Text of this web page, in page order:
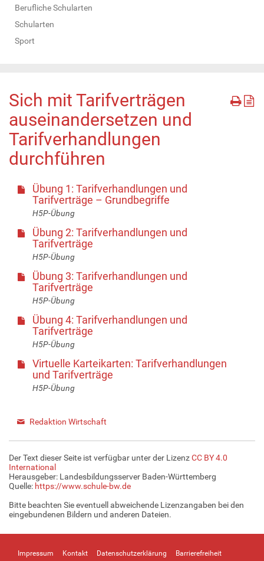
Berufliche Schularten
Schularten
Sport
Sich mit Tarifverträgen
auseinandersetzen und
Tarifverhandlungen
durchführen
Übung 1: Tarifverhandlungen und
Tarifverträge – Grundbegriffe
H5P-Übung
Übung 2: Tarifverhandlungen und
Tarifverträge
H5P-Übung
Übung 3: Tarifverhandlungen und
Tarifverträge
H5P-Übung
Übung 4: Tarifverhandlungen und
Tarifverträge
H5P-Übung
Virtuelle Karteikarten: Tarifverhandlungen
und Tarifverträge
H5P-Übung
Redaktion Wirtschaft
Der Text dieser Seite ist verfügbar unter der LizenzCC BY 4.0
International
Herausgeber: Landesbildungsserver Baden-Württemberg
Quelle: https://www.schule-bw.de
Bitte beachten Sie eventuell abweichende Lizenzangaben bei den
eingebundenen Bildern und anderen Dateien.
Impressum Kontakt Datenschutzerklärung Barrierefreiheit